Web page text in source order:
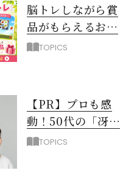
脳トレしながら賞
品がもらえるお得
なアプリ「ハルメ
TOPICS
【PR】プロも感
動！50代の「冴え
ない黄ぐすみ」を
TOPICS